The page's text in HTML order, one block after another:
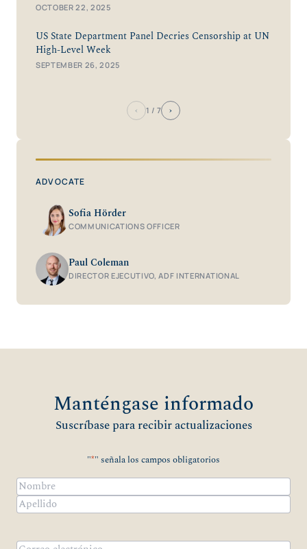
OCTOBER 22, 2025
US State Department Panel Decries Censorship at UN
High-Level Week
SEPTEMBER 26, 2025
‹ 1 / 7 ›
ADVOCATE
Sofia Hörder
COMMUNICATIONS OFFICER
Paul Coleman
DIRECTOR EJECUTIVO, ADF INTERNATIONAL
Manténgase informado
Suscríbase para recibir actualizaciones
"*" señala los campos obligatorios
Nombre*
Nombre